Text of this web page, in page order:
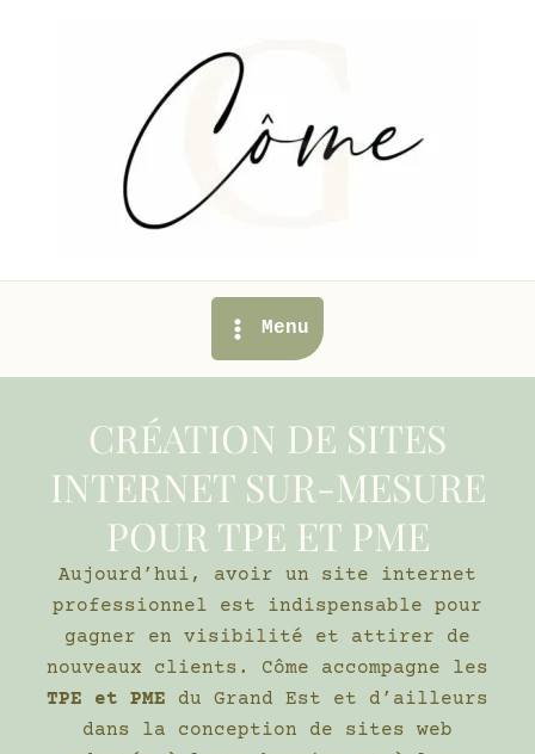
Main
Menu
Menu
CRÉATION DE SITES
INTERNET SUR-MESURE
POUR TPE ET PME
Aujourd’hui, avoir un site internet
professionnel est indispensable pour
gagner en visibilité et attirer de
nouveaux clients. Côme accompagne les
TPE et PME du Grand Est et d’ailleurs
dans la conception de sites web